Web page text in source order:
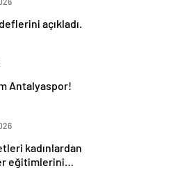
açıkladı.
Antalyaspor!
kadınlardan
eğitimlerini